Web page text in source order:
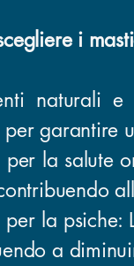
i
naturali
per garantire
per la salute
per la
a